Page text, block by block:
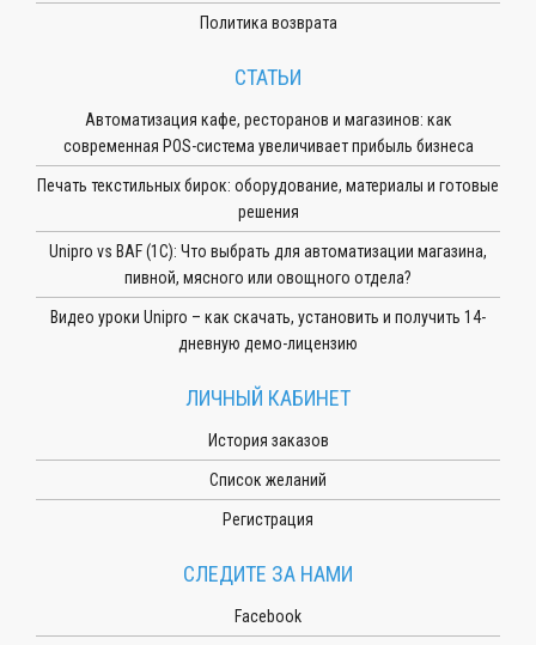
Политика возврата
СТАТЬИ
Автоматизация кафе, ресторанов и магазинов: как
современная POS-система увеличивает прибыль бизнеса
Печать текстильных бирок: оборудование, материалы и готовые
решения
Unipro vs BAF (1С): Что выбрать для автоматизации магазина,
пивной, мясного или овощного отдела?
Видео уроки Unipro – как скачать, установить и получить 14-
дневную демо-лицензию
ЛИЧНЫЙ КАБИНЕТ
История заказов
Список желаний
Регистрация
СЛЕДИТЕ ЗА НАМИ
Facebook